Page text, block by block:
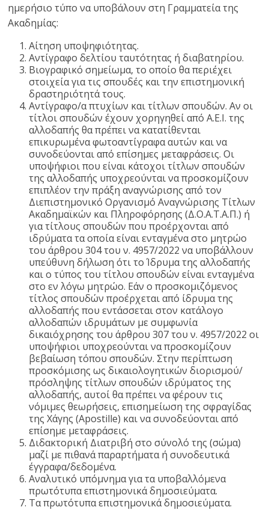
ημερήσιο τύπο να υποβάλουν στη Γραμματεία της
Ακαδημίας:
Αίτηση υποψηφιότητας.
Αντίγραφο δελτίου ταυτότητας ή διαβατηρίου.
Βιογραφικό σημείωμα, το οποίο θα περιέχει
στοιχεία για τις σπουδές και την επιστημονική
δραστηριότητά τους.
Αντίγραφο/α πτυχίων και τίτλων σπουδών. Αν οι
τίτλοι σπουδών έχουν χορηγηθεί από Α.Ε.Ι. της
αλλοδαπής θα πρέπει να κατατίθενται
επικυρωμένα φωτοαντίγραφα αυτών και να
συνοδεύονται από επίσημες μεταφράσεις. Οι
υποψήφιοι που είναι κάτοχοι τίτλων σπουδών
της αλλοδαπής υποχρεούνται να προσκομίζουν
επιπλέον την πράξη αναγνώρισης από τον
Διεπιστημονικό Οργανισμό Αναγνώρισης Τίτλων
Ακαδημαϊκών και Πληροφόρησης (Δ.Ο.Α.Τ.Α.Π.) ή
για τίτλους σπουδών που προέρχονται από
ιδρύματα τα οποία είναι ενταγμένα στο μητρώο
του άρθρου 304 του ν. 4957/2022 να υποβάλλουν
υπεύθυνη δήλωση ότι το Ίδρυμα της αλλοδαπής
και ο τύπος του τίτλου σπουδών είναι ενταγμένα
στο εν λόγω μητρώο. Εάν ο προσκομιζόμενος
τίτλος σπουδών προέρχεται από ίδρυμα της
αλλοδαπής που εντάσσεται στον κατάλογο
αλλοδαπών ιδρυμάτων με συμφωνία
δικαιόχρησης του άρθρου 307 του ν. 4957/2022 οι
υποψήφιοι υποχρεούνται να προσκομίζουν
βεβαίωση τόπου σπουδών. Στην περίπτωση
προσκόμισης ως δικαιολογητικών διορισμού/
πρόσληψης τίτλων σπουδών ιδρύματος της
αλλοδαπής, αυτοί θα πρέπει να φέρουν τις
νόμιμες θεωρήσεις, επισημείωση της σφραγίδας
της Χάγης (Αpostille) και να συνοδεύονται από
επίσημε μεταφράσεις.
Διδακτορική Διατριβή στο σύνολό της (σώμα)
μαζί με πιθανά παραρτήματα ή συνοδευτικά
έγγραφα/δεδομένα.
Αναλυτικό υπόμνημα για τα υποβαλλόμενα
πρωτότυπα επιστημονικά δημοσιεύματα.
Τα πρωτότυπα επιστημονικά δημοσιεύματα.